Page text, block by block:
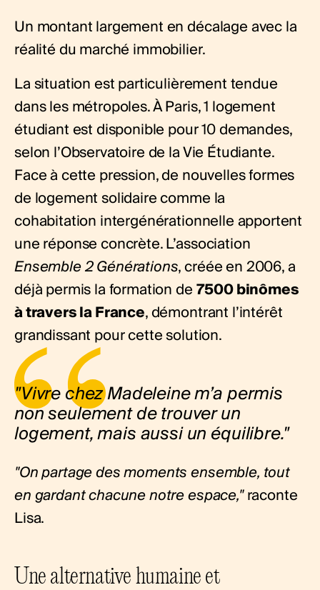
Un montant largement en décalage avec la
réalité du marché immobilier.
La situation est particulièrement tendue
dans les métropoles. À Paris, 1 logement
étudiant est disponible pour 10 demandes,
selon l’Observatoire de la Vie Étudiante.
Face à cette pression, de nouvelles formes
de logement solidaire comme la
cohabitation intergénérationnelle apportent
une réponse concrète. L’association
Ensemble 2 Générations, créée en 2006, a
déjà permis la formation de7500 binômes
à travers la France, démontrant l’intérêt
grandissant pour cette solution.
"Vivre chez Madeleine m’a permis
non seulement de trouver un
logement, mais aussi un équilibre."
"On partage des moments ensemble, tout
en gardant chacune notre espace,"raconte
Lisa.
Une alternative humaine et